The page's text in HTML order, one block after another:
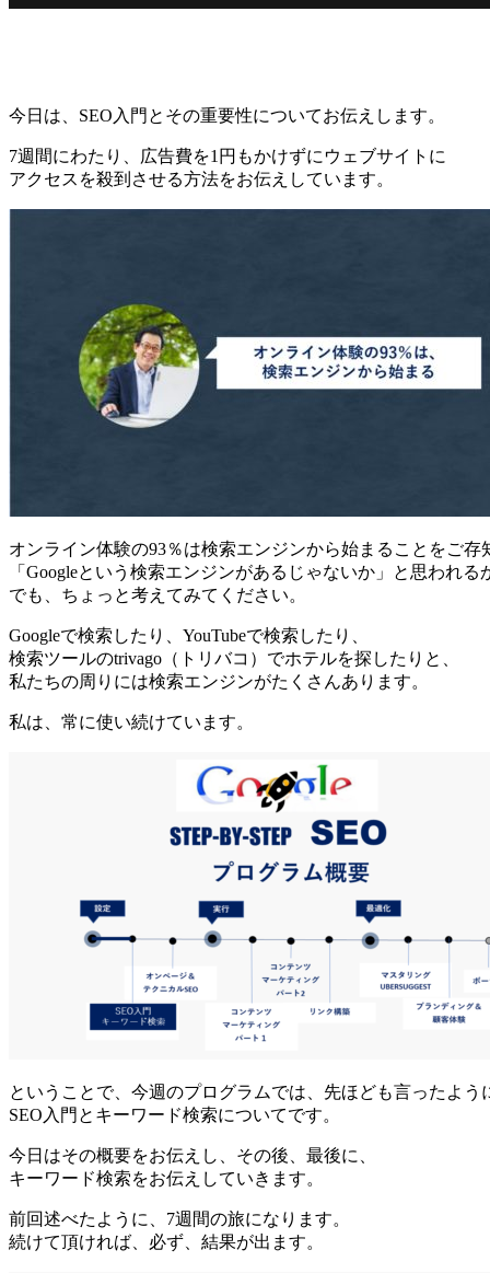
今日は、SEO入門とその重要性についてお伝えします。
7週間にわたり、広告費を1円もかけずにウェブサイトに
アクセスを殺到させる方法をお伝えしています。
オンライン体験の93％は検索エンジンから始まることをご存
「Googleという検索エンジンがあるじゃないか」と思われる
でも、ちょっと考えてみてください。
Googleで検索したり、YouTubeで検索したり、
検索ツールのtrivago（トリバコ）でホテルを探したりと、
私たちの周りには検索エンジンがたくさんあります。
私は、常に使い続けています。
ということで、今週のプログラムでは、先ほども言ったよう
SEO入門とキーワード検索についてです。
今日はその概要をお伝えし、その後、最後に、
キーワード検索をお伝えしていきます。
前回述べたように、7週間の旅になります。
続けて頂ければ、必ず、結果が出ます。